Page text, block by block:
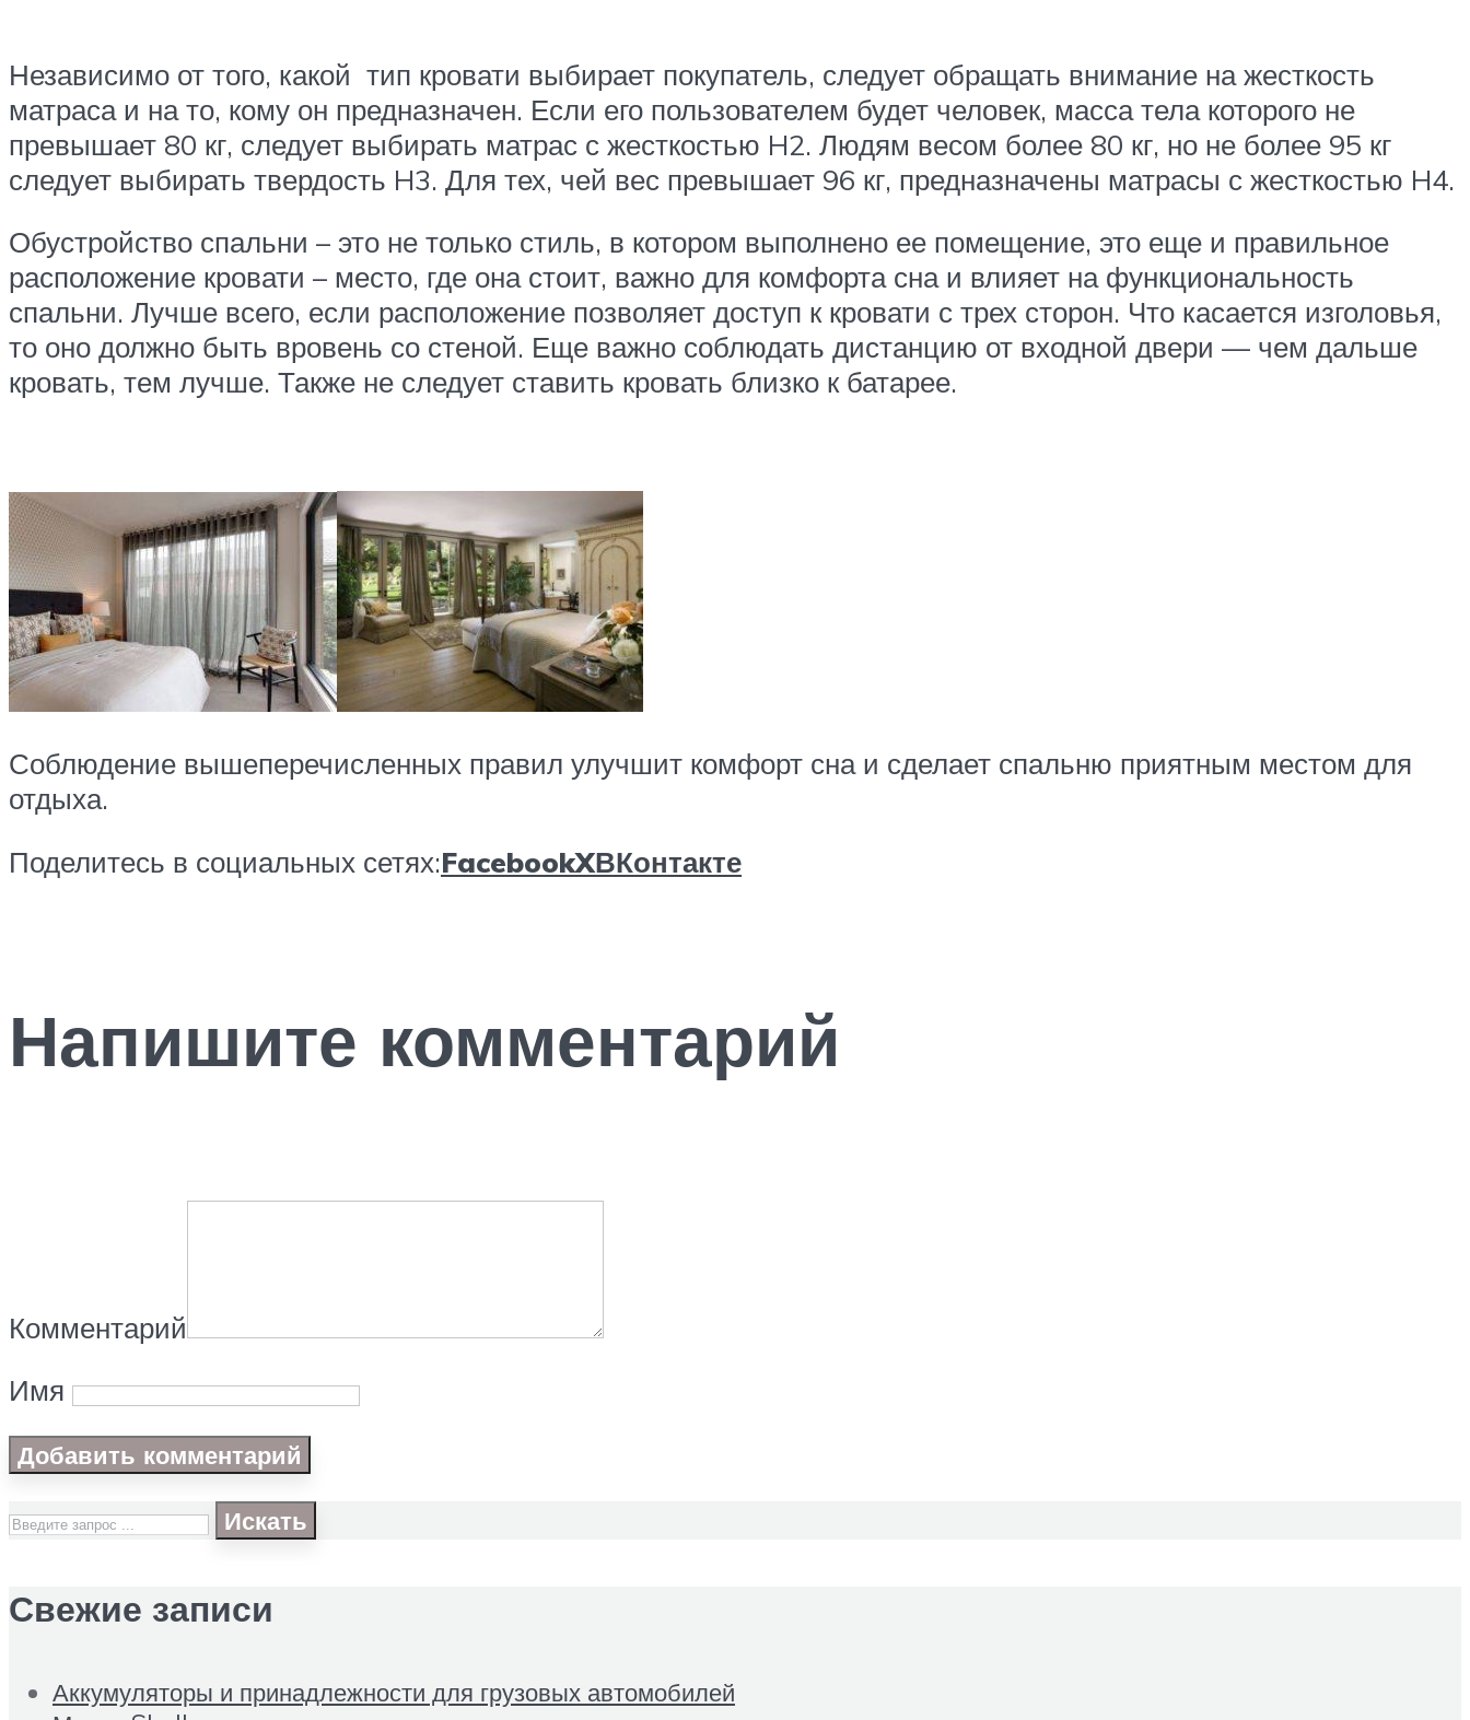
Независимо от того, какой тип кровати выбирает покупатель, следует обращать внимание на жесткость
матраса и на то, кому он предназначен. Если его пользователем будет человек, масса тела которого не
превышает 80 кг, следует выбирать матрас с жесткостью H2. Людям весом более 80 кг, но не более 95 кг
следует выбирать твердость H3. Для тех, чей вес превышает 96 кг, предназначены матрасы с жесткостью H4.
Обустройство спальни – это не только стиль, в котором выполнено ее помещение, это еще и правильное
расположение кровати – место, где она стоит, важно для комфорта сна и влияет на функциональность
спальни. Лучше всего, если расположение позволяет доступ к кровати с трех сторон. Что касается изголовья,
то оно должно быть вровень со стеной. Еще важно соблюдать дистанцию от входной двери — чем дальше
кровать, тем лучше. Также не следует ставить кровать близко к батарее.
Соблюдение вышеперечисленных правил улучшит комфорт сна и сделает спальню приятным местом для
отдыха.
Поделитесь в социальных сетях:FacebookXВКонтакте
Напишите комментарий
Комментарий
Имя
Искать
Свежие записи
Аккумуляторы и принадлежности для грузовых автомобилей